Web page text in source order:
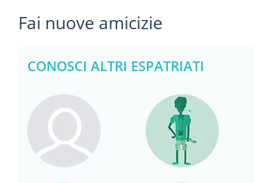
Fai nuove amicizie
CONOSCI ALTRI ESPATRIATI